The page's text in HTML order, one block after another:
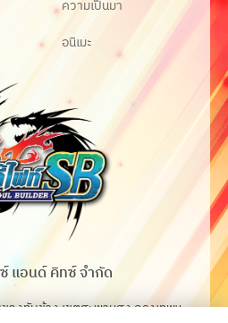
ความเป็นมา
อนิเมะ
แอนด์ คิทซ์ จำกัด
วงทับช้าง เขตสะพานสูง กรุงเทพฯ